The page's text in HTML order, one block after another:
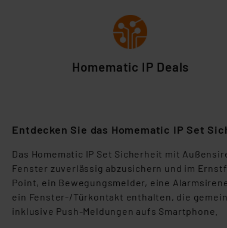
Homematic IP Deals
Entdecken Sie das Homematic IP Set
Das Homematic IP Set Sicherheit mit
Fenster zuverlässig abzusichern und im
Point, ein Bewegungsmelder, eine
ein Fenster-/Türkontakt enthalten, die
inklusive Push-Meldungen aufs Smartphone.